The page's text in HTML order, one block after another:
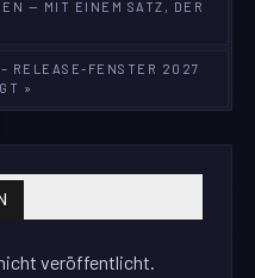
— MIT EINEM SATZ, DER
RELEASE-FENSTER 2027
»
veröffentlicht.